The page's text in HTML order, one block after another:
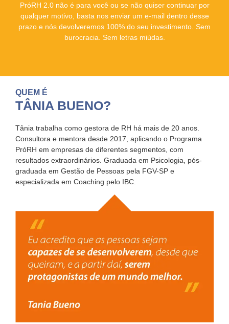
PróRH 2.0 não é para você ou se não quiser continuar por
qualquer motivo, basta nos enviar um e-mail dentro desse
prazo e nós devolveremos 100% do seu investimento. Sem
burocracia. Sem letras miúdas.
QUEM É
TÂNIA BUENO?
Tânia trabalha como gestora de RH há mais de 20 anos.
Consultora e mentora desde 2017, aplicando o Programa
PróRH em empresas de diferentes segmentos, com
resultados extraordinários. Graduada em Psicologia, pós-
graduada em Gestão de Pessoas pela FGV-SP e
especializada em Coaching pelo IBC.